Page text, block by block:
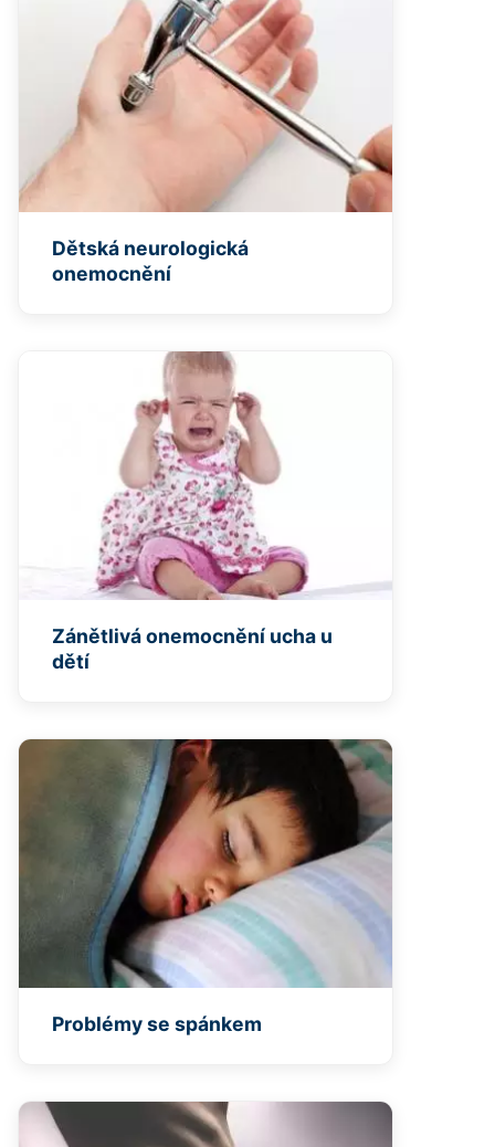
Dětská neurologická
onemocnění
Zánětlivá onemocnění ucha u
dětí
Problémy se spánkem